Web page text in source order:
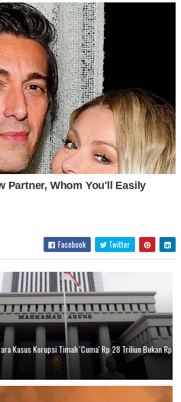
Facebook Twitter
Kasus Korupsi Timah 'Cuma' Rp 28 Triliun Bukan Rp